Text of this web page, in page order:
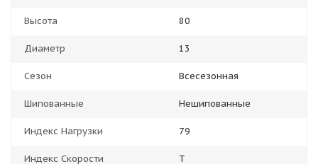
Высота 80
Диаметр 13
Сезон Всесезонная
Шипованные Нешипованные
Индекс Нагрузки 79
Индекс Скорости T